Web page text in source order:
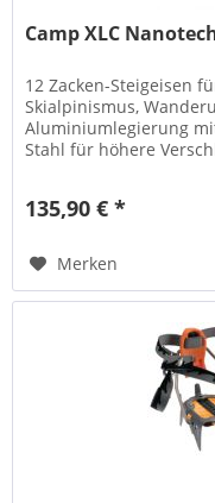
Camp XLC
12 Zacken-Steigeisen
Skialpinismus,
Aluminiumlegierung
Stahl für höhere
135,90 € *
Merken